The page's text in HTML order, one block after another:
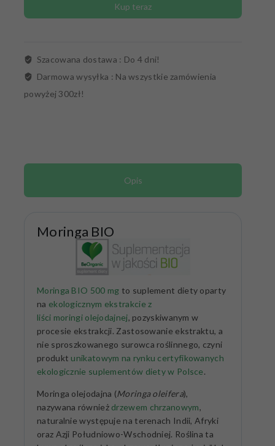
Kup teraz
Szacowana dostawa : Do 4 dni!
Darmowa wysyłka : Na wszystkie zamówienia
powyżej 300zł!
Opis
Moringa BIO
Moringa BIO 500 mg to suplement diety oparty
na ekologicznym ekstrakcie z
liści moringi olejodajnej, pozyskiwanym w
procesie ekstrakcji. Zastosowanie ekstraktu, a
nie sproszkowanego surowca roślinnego, czyni
produkt unikatowym na rynku certyfikowanych
ekologicznie suplementów diety w Polsce.
Moringa olejodajna (Moringa oleifera),
nazywana również drzewem chrzanowym,
naturalnie występuje na terenach Indii, Afryki
oraz Azji Południowo-Wschodniej. Roślina ta